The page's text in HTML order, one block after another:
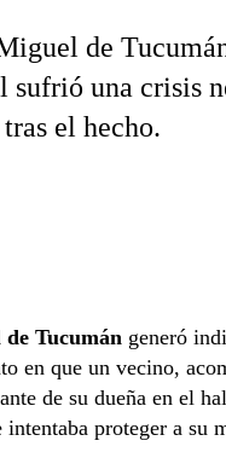
de
una crisis
el hecho.
Tucumán generó
en que un vecino,
de su dueña en el
proteger a su